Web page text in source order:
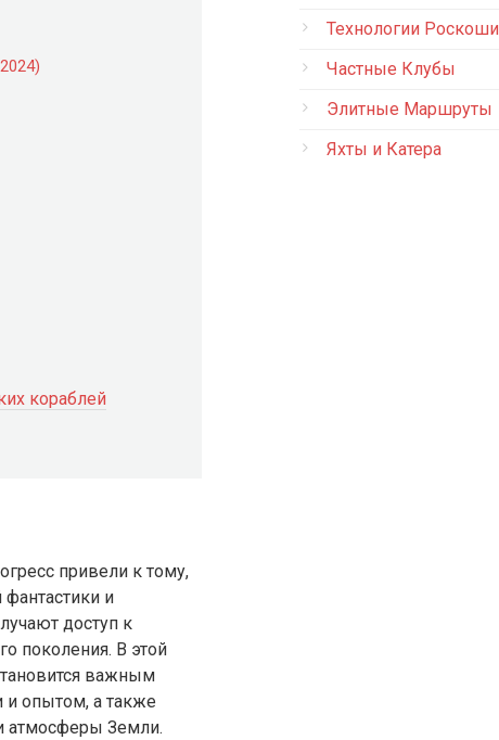
кораблей
привели к тому,
и
доступ к
поколения. В этой
важным
опытом, а также
атмосферы Земли.
Технологии Роскоши
Частные Клубы
Элитные Маршруты
Яхты и Катера